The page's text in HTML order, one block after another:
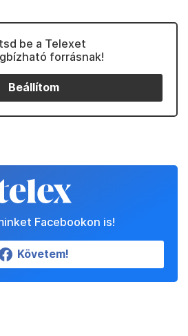
be a Telexet
forrásnak!
Beállítom
Facebookon is!
Követem!